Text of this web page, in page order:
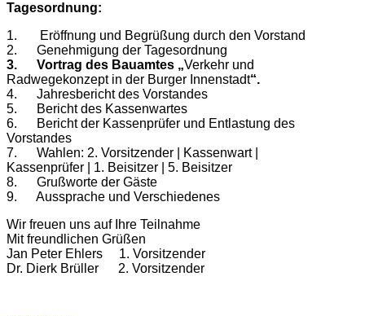
Tagesordnung:
1. Eröffnung und Begrüßung durch den Vorstand
2. Genehmigung der Tagesordnung
3. Vortrag des Bauamtes „Verkehr und
Radwegekonzept in der Burger Innenstadt“.
4. Jahresbericht des Vorstandes
5. Bericht des Kassenwartes
6. Bericht der Kassenprüfer und Entlastung des
Vorstandes
7. Wahlen: 2. Vorsitzender | Kassenwart |
Kassenprüfer | 1. Beisitzer | 5. Beisitzer
8. Grußworte der Gäste
9. Aussprache und Verschiedenes
Wir freuen uns auf Ihre Teilnahme
Mit freundlichen Grüßen
Jan Peter Ehlers 1. Vorsitzender
Dr. Dierk Brüller 2. Vorsitzender